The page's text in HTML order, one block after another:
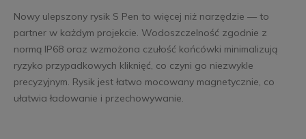
Nowy ulepszony rysik S Pen to więcej niż narzędzie — to
partner w każdym projekcie. Wodoszczelność zgodnie z
normą IP68 oraz wzmożona czułość końcówki minimalizują
ryzyko przypadkowych kliknięć, co czyni go niezwykle
precyzyjnym. Rysik jest łatwo mocowany magnetycznie, co
ułatwia ładowanie i przechowywanie.